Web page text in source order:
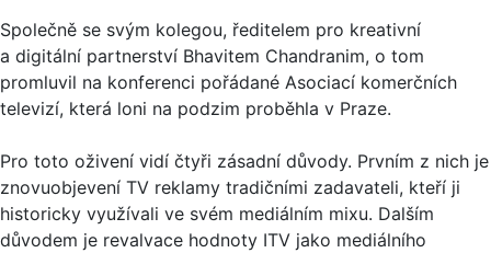
Společně se svým kolegou, ředitelem pro kreativní
a digitální partnerství Bhavitem Chandranim, o tom
promluvil na konferenci pořádané Asociací komerčních
televizí, která loni na podzim proběhla v Praze.
Pro toto oživení vidí čtyři zásadní důvody. Prvním z nich je
znovuobjevení TV reklamy tradičními zadavateli, kteří ji
historicky využívali ve svém mediálním mixu. Dalším
důvodem je revalvace hodnoty ITV jako mediálního